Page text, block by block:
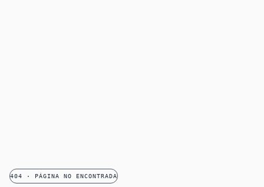
404 · PÁGINA NO ENCONTRADA